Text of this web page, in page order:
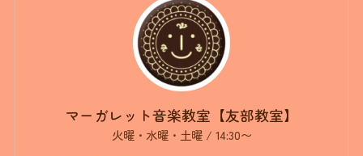
マーガレット音楽教室【友部教室】
火曜・水曜・土曜 / 14:30〜